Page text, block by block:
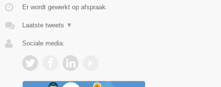
Er wordt gewerkt op afspraak.
Laatste tweets ▼
Sociale media: